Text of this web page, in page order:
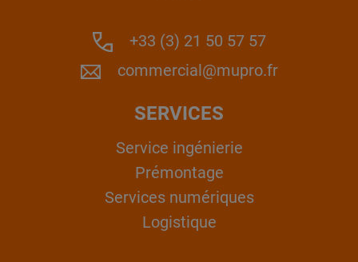
+33 (3) 21 50 57 57
commercial@mupro.fr
SERVICES
Service ingénierie
Prémontage
Services numériques
Logistique